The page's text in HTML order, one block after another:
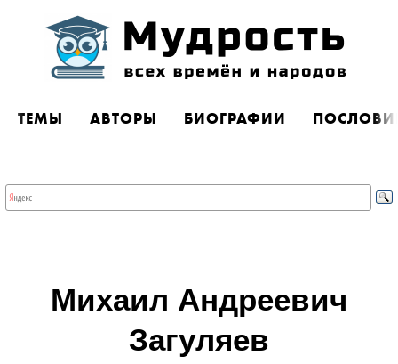
ТЕМЫ АВТОРЫ БИОГРАФИИ
Михаил Андреевич
Загуляев